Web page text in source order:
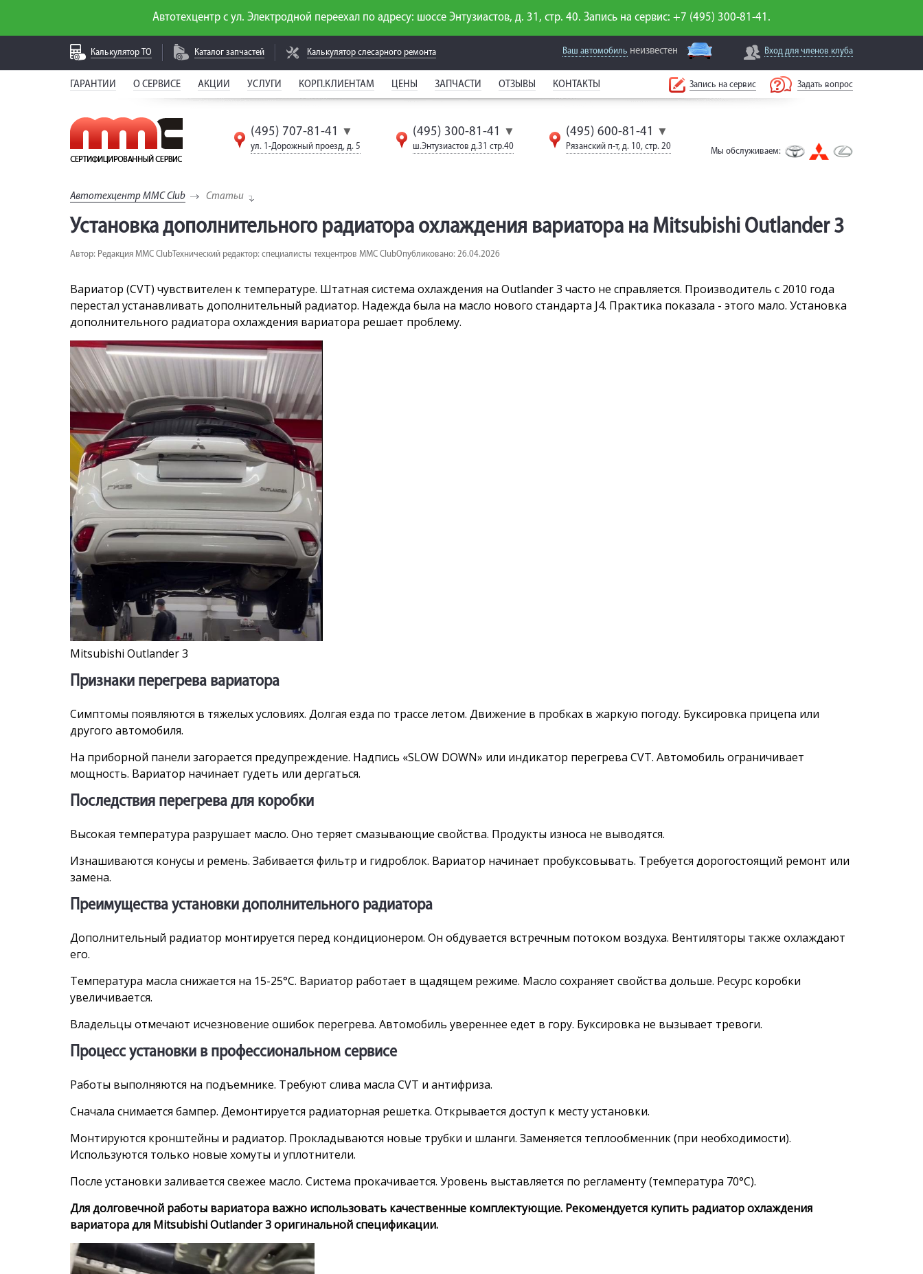
Автотехцентр с ул. Электродной переехал по адресу: шоссе Энтузиастов, д. 31, стр. 40. Запись на сервис: +7 (495) 300-81-41.
Калькулятор ТО Каталог запчастей Калькулятор слесарного ремонта Ваш автомобиль неизвестен Вход для членов клуба
ГАРАНТИИ О СЕРВИСЕ АКЦИИ УСЛУГИ КОРП.КЛИЕНТАМ ЦЕНЫ ЗАПЧАСТИ ОТЗЫВЫ КОНТАКТЫ Запись на сервис Задать вопрос
(495) 707-81-41 ▼
ул. 1-Дорожный проезд, д. 5
(495) 300-81-41 ▼
ш.Энтузиастов д.31 стр.40
(495) 600-81-41 ▼
Рязанский п-т, д. 10, стр. 20 Мы обслуживаем:
Автотехцентр MMC Club Статьи
Установка дополнительного радиатора охлаждения вариатора на Mitsubishi Outlander 3
Автор: Редакция MMC ClubТехнический редактор: специалисты техцентров MMC ClubОпубликовано: 26.04.2026
Вариатор (CVT) чувствителен к температуре. Штатная система охлаждения на Outlander 3 часто не справляется. Производитель с 2010 года
перестал устанавливать дополнительный радиатор. Надежда была на масло нового стандарта J4. Практика показала - этого мало. Установка
дополнительного радиатора охлаждения вариатора решает проблему.
Mitsubishi Outlander 3
Признаки перегрева вариатора
Симптомы появляются в тяжелых условиях. Долгая езда по трассе летом. Движение в пробках в жаркую погоду. Буксировка прицепа или
другого автомобиля.
На приборной панели загорается предупреждение. Надпись «SLOW DOWN» или индикатор перегрева CVT. Автомобиль ограничивает
мощность. Вариатор начинает гудеть или дергаться.
Последствия перегрева для коробки
Высокая температура разрушает масло. Оно теряет смазывающие свойства. Продукты износа не выводятся.
Изнашиваются конусы и ремень. Забивается фильтр и гидроблок. Вариатор начинает пробуксовывать. Требуется дорогостоящий ремонт или
замена.
Преимущества установки дополнительного радиатора
Дополнительный радиатор монтируется перед кондиционером. Он обдувается встречным потоком воздуха. Вентиляторы также охлаждают
его.
Температура масла снижается на 15-25°C. Вариатор работает в щадящем режиме. Масло сохраняет свойства дольше. Ресурс коробки
увеличивается.
Владельцы отмечают исчезновение ошибок перегрева. Автомобиль увереннее едет в гору. Буксировка не вызывает тревоги.
Процесс установки в профессиональном сервисе
Работы выполняются на подъемнике. Требуют слива масла CVT и антифриза.
Сначала снимается бампер. Демонтируется радиаторная решетка. Открывается доступ к месту установки.
Монтируются кронштейны и радиатор. Прокладываются новые трубки и шланги. Заменяется теплообменник (при необходимости).
Используются только новые хомуты и уплотнители.
После установки заливается свежее масло. Система прокачивается. Уровень выставляется по регламенту (температура 70°C).
Для долговечной работы вариатора важно использовать качественные комплектующие. Рекомендуется купить радиатор охлаждения
вариатора для Mitsubishi Outlander 3 оригинальной спецификации.